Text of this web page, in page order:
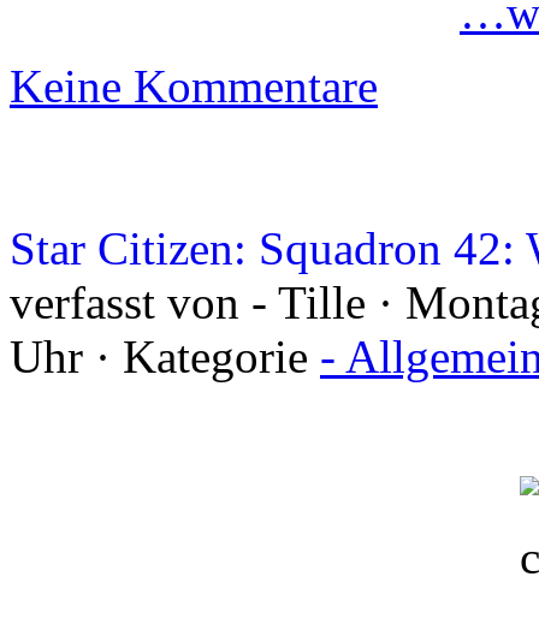
Keine Kommentare
Star Citizen: Squadron 42:
verfasst von - Tille ·
Uhr · Kategorie -